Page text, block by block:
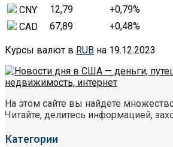
CNY
12,79 +0,79%
CAD
67,89 +0,48%
Курсы валют в RUB на 19.12.2023
На этом сайте вы найдете
Читайте, делитесь информацией,
Категории